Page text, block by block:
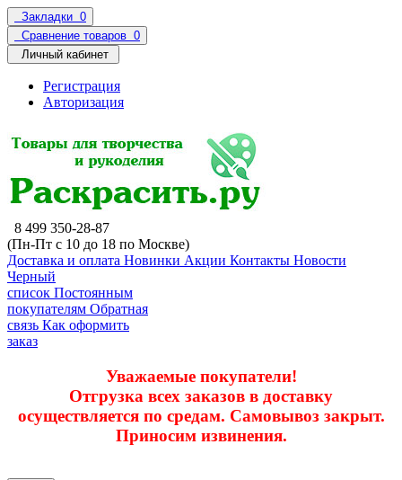
Закладки 0
Сравнение товаров 0
Личный кабинет
Регистрация
Авторизация
8 499 350-28-87
(Пн-Пт с 10 до 18 по Москве)
Доставка и оплата Новинки Акции Контакты Новости
Черный
список Постоянным
покупателям Обратная
связь Как оформить
заказ
Уважаемые покупатели!
Отгрузка всех заказов в доставку
осуществляется по средам. Самовывоз закрыт.
Приносим извинения.